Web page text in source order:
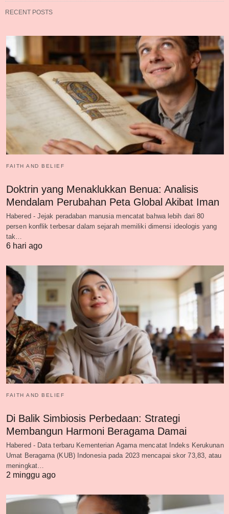
RECENT POSTS
FAITH AND BELIEF
Doktrin yang Menaklukkan Benua: Analisis
Mendalam Perubahan Peta Global Akibat Iman
Habered - Jejak peradaban manusia mencatat bahwa lebih dari 80
persen konflik terbesar dalam sejarah memiliki dimensi ideologis yang
tak…
6 hari ago
FAITH AND BELIEF
Di Balik Simbiosis Perbedaan: Strategi
Membangun Harmoni Beragama Damai
Habered - Data terbaru Kementerian Agama mencatat Indeks Kerukunan
Umat Beragama (KUB) Indonesia pada 2023 mencapai skor 73,83, atau
meningkat…
2 minggu ago